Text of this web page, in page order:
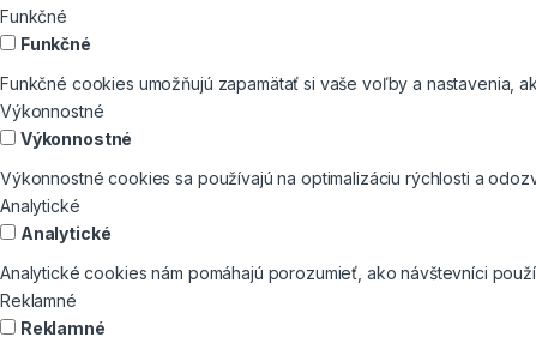
Funkčné
Funkčné
Funkčné cookies umožňujú zapamätať si vaše voľby a nastavenia,
Výkonnostné
Výkonnostné
Výkonnostné cookies sa používajú na optimalizáciu rýchlosti a
Analytické
Analytické
Analytické cookies nám pomáhajú porozumieť, ako návštevníci
Reklamné
Reklamné